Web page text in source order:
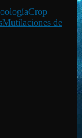
Crop
Mutilaciones de